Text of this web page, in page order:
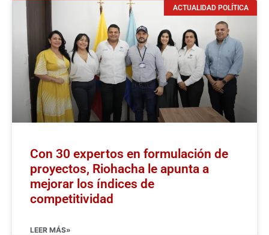
ACTUALIDAD POLÍTICA
Con 30 expertos en formulación de
proyectos, Riohacha le apunta a
mejorar los índices de
competitividad
LEER MÁS»